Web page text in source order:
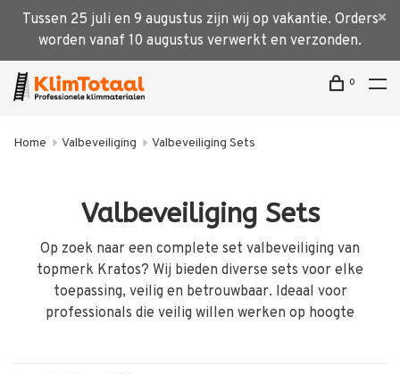
Tussen 25 juli en 9 augustus zijn wij op vakantie. Orders
worden vanaf 10 augustus verwerkt en verzonden.
0
Home Valbeveiliging Valbeveiliging Sets
Valbeveiliging Sets
Op zoek naar een complete set valbeveiliging van
topmerk Kratos? Wij bieden diverse sets voor elke
toepassing, veilig en betrouwbaar. Ideaal voor
professionals die veilig willen werken op hoogte